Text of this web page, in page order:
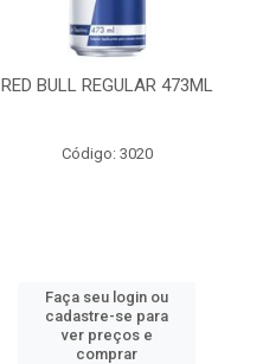
RED BULL REGULAR 473ML
Código: 3020
Faça seu login ou
cadastre-se para
ver preços e
comprar